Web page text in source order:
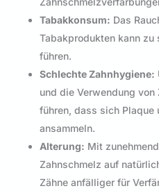
Tabakkonsum: Das
Tabakprodukten kann zu
führen.
Schlechte Zahnhygiene:
und die Verwendung
führen, dass sich Plaque
ansammeln.
Alterung: Mit
Zahnschmelz auf
Zähne anfälliger für